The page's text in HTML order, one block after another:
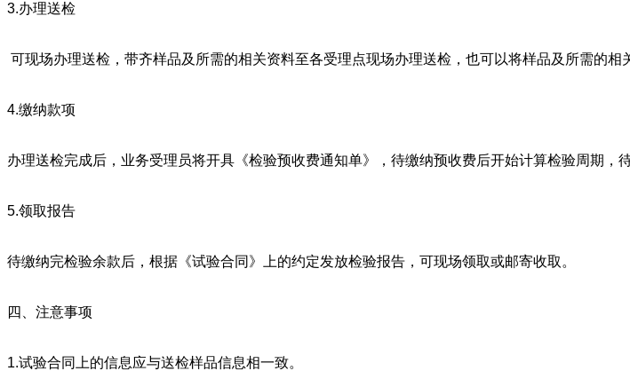
3.办理送检
可现场办理送检，带齐样品及所需的相关资料至各受理点现场办理送检，也可以将样品及所需的
4.缴纳款项
办理送检完成后，业务受理员将开具《检验预收费通知单》，待缴纳预收费后开始计算检验周期，
5.领取报告
待缴纳完检验余款后，根据《试验合同》上的约定发放检验报告，可现场领取或邮寄收取。
四、注意事项
1.试验合同上的信息应与送检样品信息相一致。